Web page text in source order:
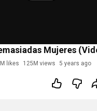
Mujeres
likes 125M views 5 years ago